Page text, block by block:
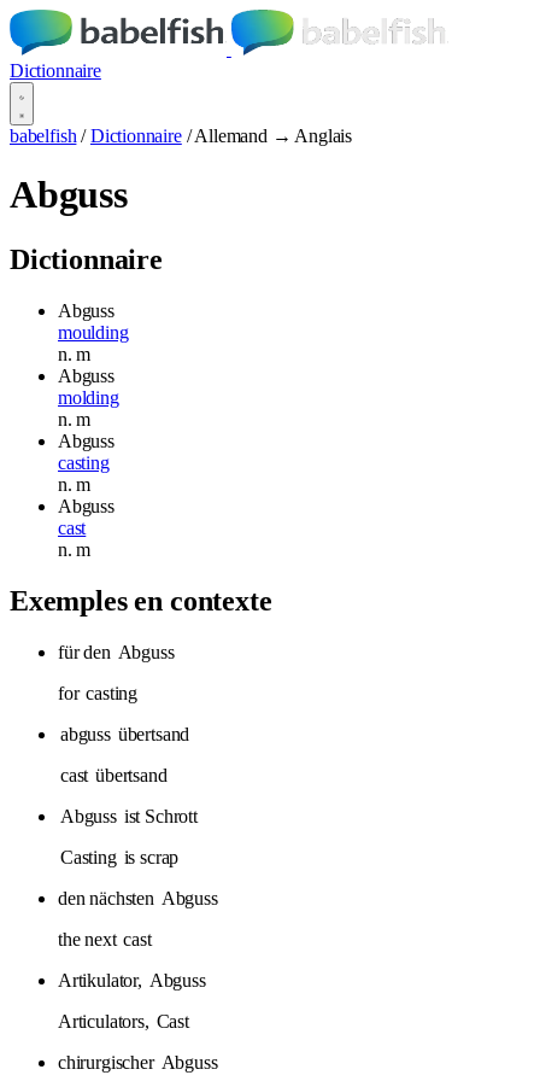
Dictionnaire
babelfish / Dictionnaire / Allemand → Anglais
Abguss
Dictionnaire
Abguss
moulding
n.m
Abguss
molding
n.m
Abguss
casting
n.m
Abguss
cast
n.m
Exemples en contexte
für den Abguss
for casting
abguss übertsand
cast übertsand
Abguss ist Schrott
Casting is scrap
den nächsten Abguss
the next cast
Artikulator, Abguss
Articulators, Cast
chirurgischer Abguss